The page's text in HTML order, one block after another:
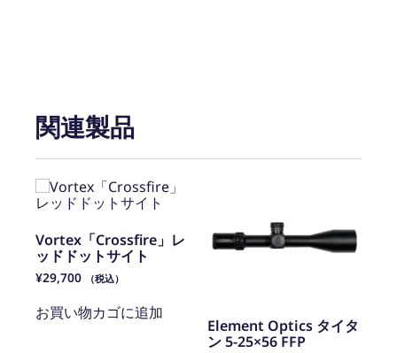
関連製品
Vortex「Crossfire」レ
ッドドットサイト
¥29,700 （税込）
お買い物カゴに追加
Element Optics タイタ
ン 5-25×56 FFP